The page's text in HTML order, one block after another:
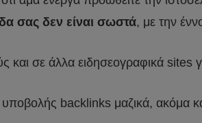
σας δεν είναι σωστά, με την
και σε άλλα ειδησεογραφικά
υποβολής backlinks μαζικά, ακόμα